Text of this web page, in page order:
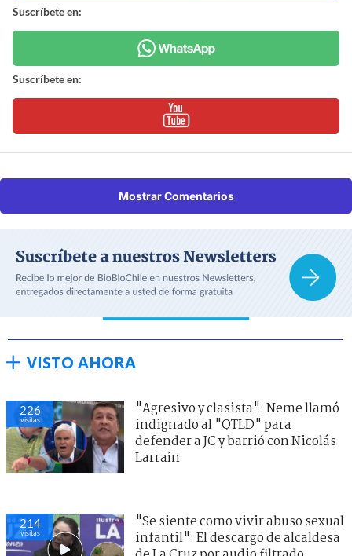
Suscríbete en:
Suscríbete en:
Mostrar Comentarios
VISTO AHORA
226
visitas
"Agresivo y clasista": Neme llamó
indignado al "QTLD" para
defender a JC y barrió con Nicolás
Larraín
214
visitas
"Se siente como vivir abuso sexual
infantil": El descargo de alcaldesa